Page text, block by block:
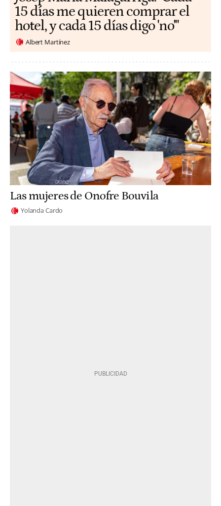
15 días me quieren comprar el
hotel, y cada 15 días digo 'no'"
Albert Martínez
Las mujeres de Onofre Bouvila
Yolanda Cardo